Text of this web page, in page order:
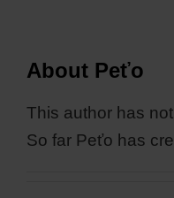
About Peťo
This author has
So far Peťo has